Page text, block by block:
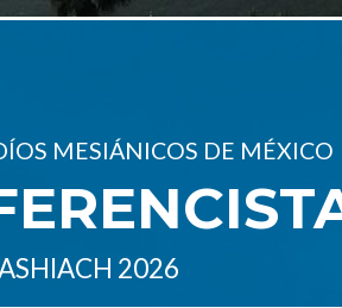
MESIÁNICOS DE MÉXICO
2026